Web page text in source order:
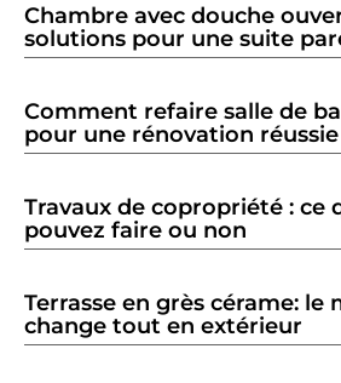
Chambre avec douche
solutions pour une suite
Comment refaire salle de
pour une rénovation réussie
Travaux de copropriété : ce
pouvez faire ou non
Terrasse en grès cérame: le
change tout en extérieur